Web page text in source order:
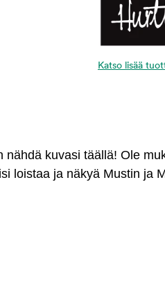
Katso lisää
kuvasi täällä! Ole
loistaa ja näkyä Mustin ja